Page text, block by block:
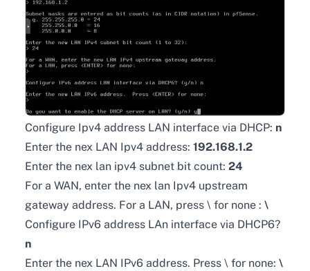
Configure Ipv4 address LAN interface via DHCP: n
Enter the nex LAN Ipv4 address: 192.168.1.2
Enter the nex lan ipv4 subnet bit count: 24
For a WAN, enter the nex lan Ipv4 upstream
gateway address. For a LAN, press \ for none : \
Configure IPv6 address LAn interface via DHCP6?
n
Enter the nex LAN IPv6 address. Press \ for none: \